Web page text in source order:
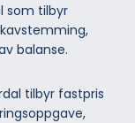
som tilbyr
balanse.
tilbyr fastpris